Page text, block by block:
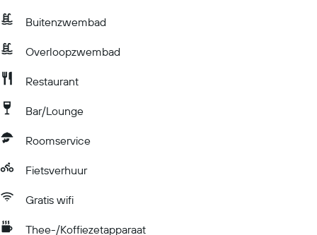
Buitenzwembad
Overloopzwembad
Restaurant
Bar/Lounge
Roomservice
Fietsverhuur
Gratis wifi
Thee-/Koffiezetapparaat